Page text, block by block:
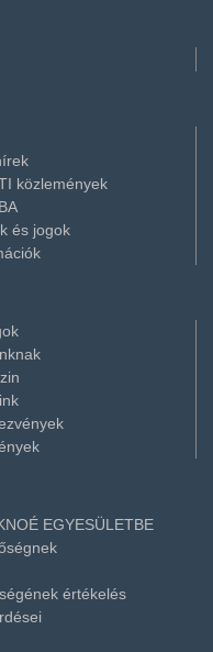
közlemények
és jogok
EGYESÜLETBE
értékelés